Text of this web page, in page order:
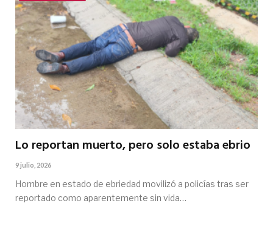
Lo reportan muerto, pero solo estaba ebrio
9 julio, 2026
Hombre en estado de ebriedad movilizó a policías tras ser
reportado como aparentemente sin vida…